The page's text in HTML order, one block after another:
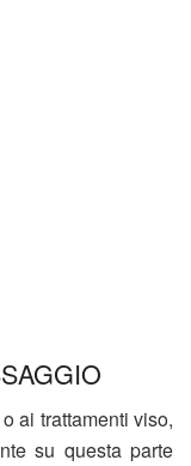
ai trattamenti viso,
su questa parte